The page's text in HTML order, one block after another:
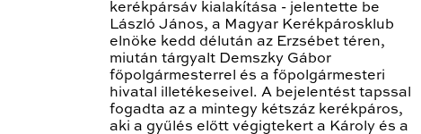
kerékpársáv kialakítása - jelentette be
László János, a Magyar Kerékpárosklub
elnöke kedd délután az Erzsébet téren,
miután tárgyalt Demszky Gábor
főpolgármesterrel és a főpolgármesteri
hivatal illetékeseivel. A bejelentést tapssal
fogadta az a mintegy kétszáz kerékpáros,
aki a gyűlés előtt végigtekert a Károly és a